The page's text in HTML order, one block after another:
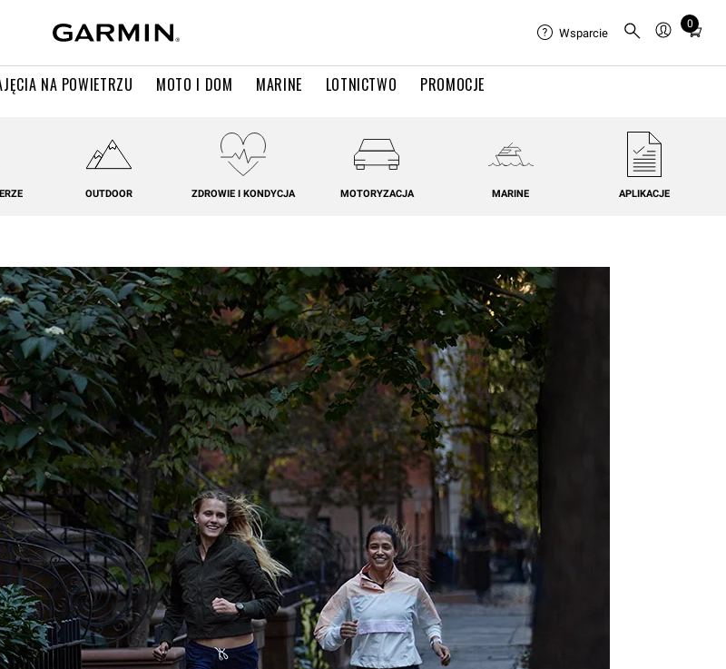
NA POWIETRZU MOTO I DOM MARINE LOTNICTWO PROMOCJE
Wsparcie
0
Total
in
OUTDOOR ZDROWIE I KONDYCJA MOTORYZACJA MARINE APLIKACJE